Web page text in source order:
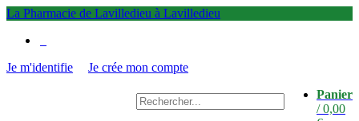
La Pharmacie de Lavilledieu à Lavilledieu
Je m'identifie
Je crée mon compte
Panier
/0,00